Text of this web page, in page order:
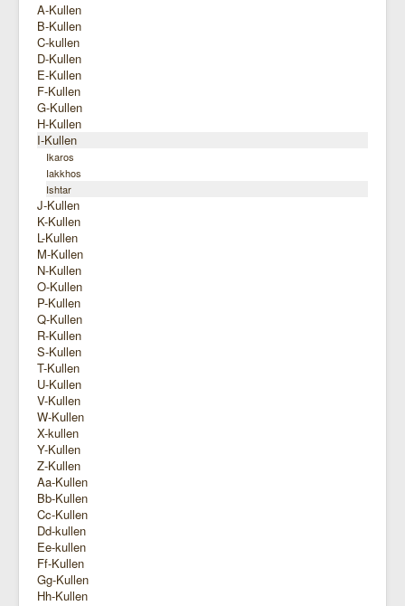
A-Kullen
B-Kullen
C-kullen
D-Kullen
E-Kullen
F-Kullen
G-Kullen
H-Kullen
I-Kullen
Ikaros
Iakkhos
Ishtar
J-Kullen
K-Kullen
L-Kullen
M-Kullen
N-Kullen
O-Kullen
P-Kullen
Q-Kullen
R-Kullen
S-Kullen
T-Kullen
U-Kullen
V-Kullen
W-Kullen
X-kullen
Y-Kullen
Z-Kullen
Aa-Kullen
Bb-Kullen
Cc-Kullen
Dd-kullen
Ee-kullen
Ff-Kullen
Gg-Kullen
Hh-Kullen